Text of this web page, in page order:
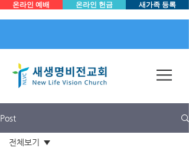
온라인 예배 온라인 헌금 새가족 등록
Post
전체보기